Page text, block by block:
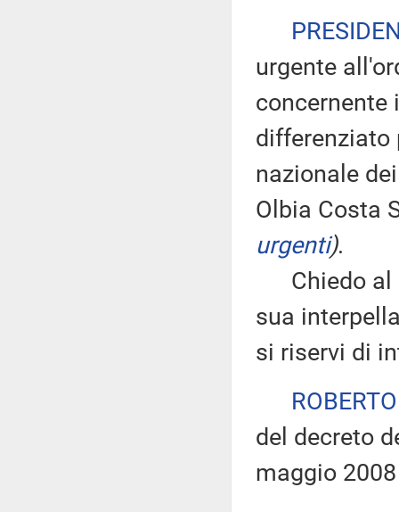
urgente
concernente
differenziato
nazionale
Olbia Costa
urgenti).
Chiedo al
sua
si riservi di
del decreto
maggio 2008